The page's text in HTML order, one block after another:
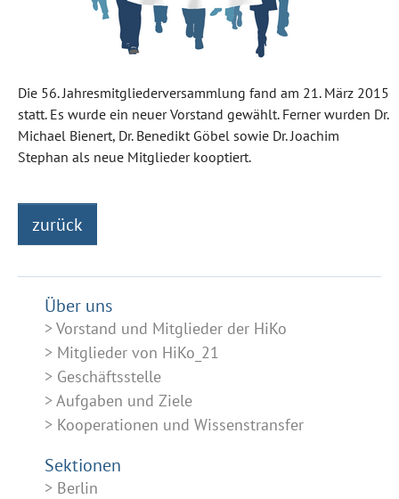
Die 56. Jahresmitgliederversammlung fand am 21. März 2015
statt. Es wurde ein neuer Vorstand gewählt. Ferner wurden Dr.
Michael Bienert, Dr. Benedikt Göbel sowie Dr. Joachim
Stephan als neue Mitglieder kooptiert.
zurück
Über uns
Vorstand und Mitglieder der HiKo
Mitglieder von HiKo_21
Geschäftsstelle
Aufgaben und Ziele
Kooperationen und Wissenstransfer
Sektionen
Berlin